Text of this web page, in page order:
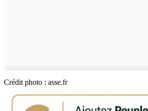
Crédit photo : asse.fr